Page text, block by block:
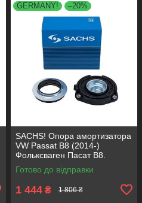
GERMANY! –20%
SACHS! Опора амортизатора
VW Passat B8 (2014-)
Фольксваген Пасат B8.
Передня. 803024 , KB657.27 ,
VKDA35167
Готово до відправки
1 444 ₴ 1 806 ₴